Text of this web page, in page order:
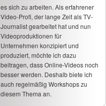
es sich zu arbeiten. Als erfahrener
Video-Profi, der lange Zeit als TV-
Journalist gearbeitet hat und nun
Videoproduktionen für
Unternehmen konzipiert und
produziert, möchte ich dazu
beitragen, dass Online-Videos noch
besser werden. Deshalb biete ich
auch regelmäßig Workshops zu
diesem Thema an.